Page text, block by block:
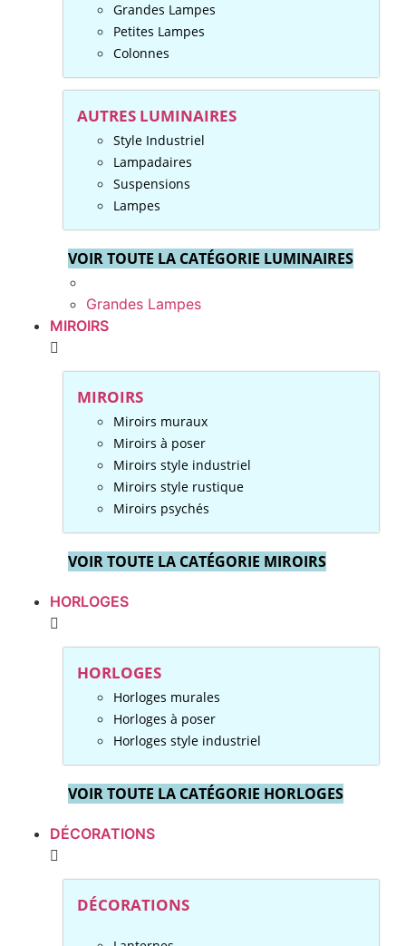
Grandes Lampes
Petites Lampes
Colonnes
AUTRES LUMINAIRES
Style Industriel
Lampadaires
Suspensions
Lampes
VOIR TOUTE LA CATÉGORIE LUMINAIRES
Grandes Lampes
MIROIRS
MIROIRS
Miroirs muraux
Miroirs à poser
Miroirs style industriel
Miroirs style rustique
Miroirs psychés
VOIR TOUTE LA CATÉGORIE MIROIRS
HORLOGES
HORLOGES
Horloges murales
Horloges à poser
Horloges style industriel
VOIR TOUTE LA CATÉGORIE HORLOGES
DÉCORATIONS
DÉCORATIONS